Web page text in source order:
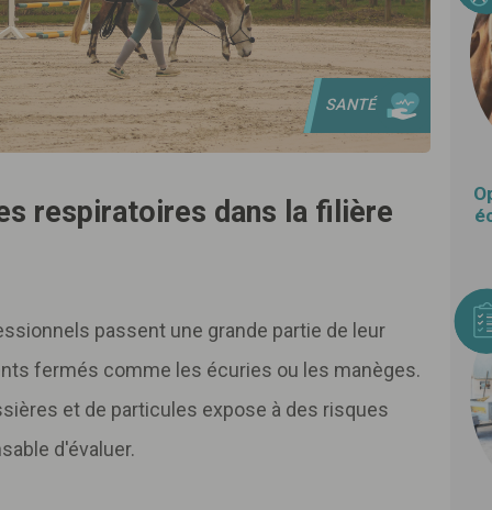
SANTÉ
respiratoires dans la filière
passent une grande partie de leur
fermés comme les écuries ou les manèges.
et de particules expose à des risques
d'évaluer.